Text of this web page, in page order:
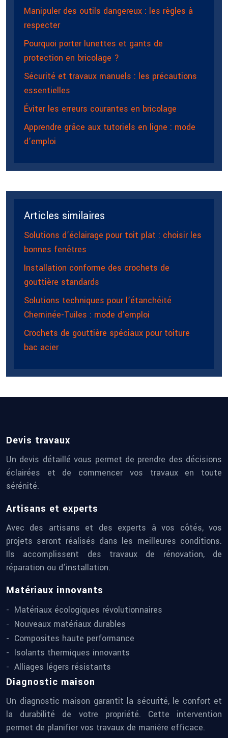
Manipuler des outils dangereux : les règles à
respecter
Pourquoi porter lunettes et gants de
protection en bricolage ?
Sécurité et travaux manuels : les précautions
essentielles
Éviter les erreurs courantes en bricolage
Apprendre grâce aux tutoriels en ligne : mode
d’emploi
Articles similaires
Solutions d’éclairage pour toit plat : choisir les
bonnes fenêtres
Installation conforme des crochets de
gouttière standards
Solutions techniques pour l’étanchéité
Cheminée-Tuiles : mode d’emploi
Crochets de gouttière spéciaux pour toiture
bac acier
Devis travaux
Un devis détaillé vous permet de prendre des décisions
éclairées et de commencer vos travaux en toute
sérénité.
Artisans et experts
Avec des artisans et des experts à vos côtés, vos
projets seront réalisés dans les meilleures conditions.
Ils accomplissent des travaux de rénovation, de
réparation ou d’installation.
Matériaux innovants
Matériaux écologiques révolutionnaires
Nouveaux matériaux durables
Composites haute performance
Isolants thermiques innovants
Alliages légers résistants
Diagnostic maison
Un diagnostic maison garantit la sécurité, le confort et
la durabilité de votre propriété. Cette intervention
permet de planifier vos travaux de manière efficace.